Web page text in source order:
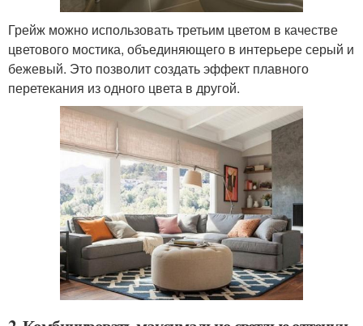
Грейж можно использовать третьим цветом в качестве
цветового мостика, объединяющего в интерьере серый и
бежевый. Это позволит создать эффект плавного
перетекания из одного цвета в другой.